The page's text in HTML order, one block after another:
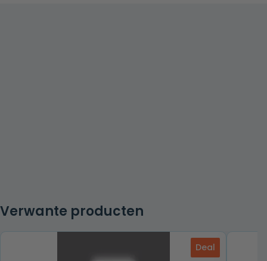
Verwante producten
Deal